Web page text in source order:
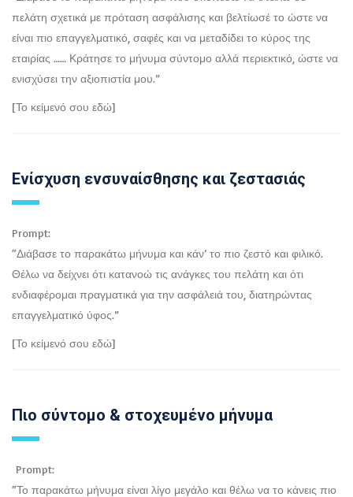
πελάτη σχετικά με πρόταση ασφάλισης και βελτίωσέ το ώστε να
είναι πιο επαγγελματικό, σαφές και να μεταδίδει το κύρος της
εταιρίας …… Κράτησε το μήνυμα σύντομο αλλά περιεκτικό, ώστε να
ενισχύσει την αξιοπιστία μου.”
[Το κείμενό σου εδώ]
Ενίσχυση ενσυναίσθησης και ζεστασιάς
Prompt:
“Διάβασε το παρακάτω μήνυμα και κάν’ το πιο ζεστό και φιλικό.
Θέλω να δείχνει ότι κατανοώ τις ανάγκες του πελάτη και ότι
ενδιαφέρομαι πραγματικά για την ασφάλειά του, διατηρώντας
επαγγελματικό ύφος.”
[Το κείμενό σου εδώ]
Πιο σύντομο & στοχευμένο μήνυμα
Prompt:
“Το παρακάτω μήνυμα είναι λίγο μεγάλο και θέλω να το κάνεις πιο